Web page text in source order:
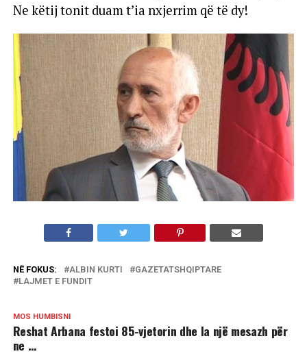
Ne këtij tonit duam t’ia nxjerrim që të dy!
NË FOKUS: ALBIN KURTI
GAZETATSHQIPTARE
LAJMET E FUNDIT
MOS HUMBISNI
Reshat Arbana festoi 85-vjetorin dhe la një mesazh për
ne …